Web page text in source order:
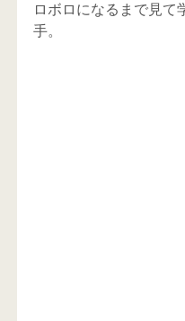
ロボロになるまで見て
手。